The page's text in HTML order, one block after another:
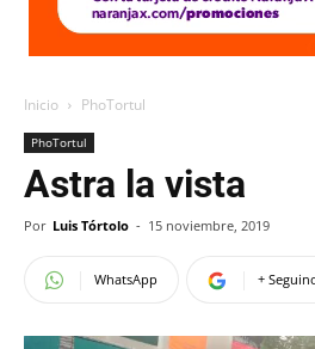
Inicio PhoTortul
PhoTortul
Astra la vista
Por Luis Tórtolo - 15 noviembre, 2019
WhatsApp +